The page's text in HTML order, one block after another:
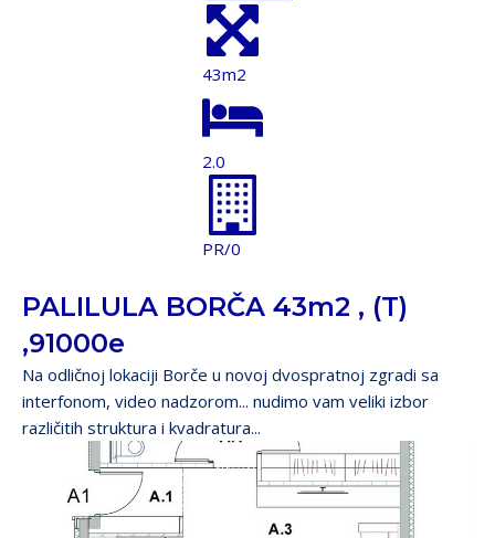
43m2
2.0
PR/0
PALILULA BORČA 43m2 , (T)
,91000e
Na odličnoj lokaciji Borče u novoj dvospratnoj zgradi sa
interfonom, video nadzorom... nudimo vam veliki izbor
različitih struktura i kvadratura...